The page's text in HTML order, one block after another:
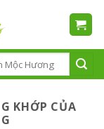
KHỚP CỦA